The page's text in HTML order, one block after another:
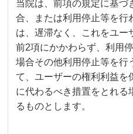
当院は、前項の規定に基づ
合、または利用停止等を行
は、遅滞なく、これをユー
前2項にかかわらず、利用
場合その他利用停止等を行
て、ユーザーの権利利益を
に代わるべき措置をとれる
るものとします。